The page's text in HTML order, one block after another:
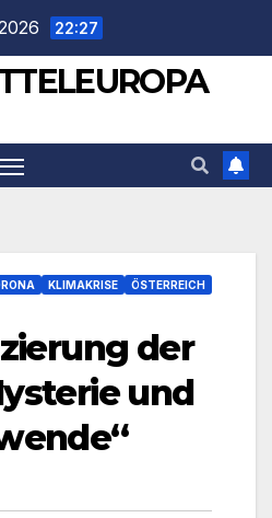
22:27
KLIMAKRISE
ÖSTERREICH
der
und